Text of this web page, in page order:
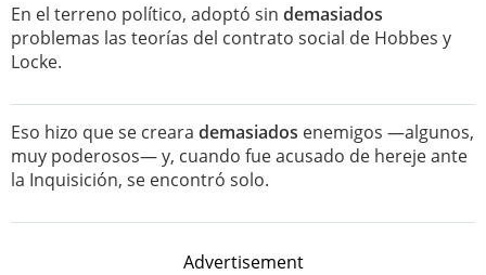
En el terreno político, adoptó sin demasiados
problemas las teorías del contrato social de Hobbes y
Locke.
Eso hizo que se creara demasiados enemigos —algunos,
muy poderosos— y, cuando fue acusado de hereje ante
la Inquisición, se encontró solo.
Advertisement